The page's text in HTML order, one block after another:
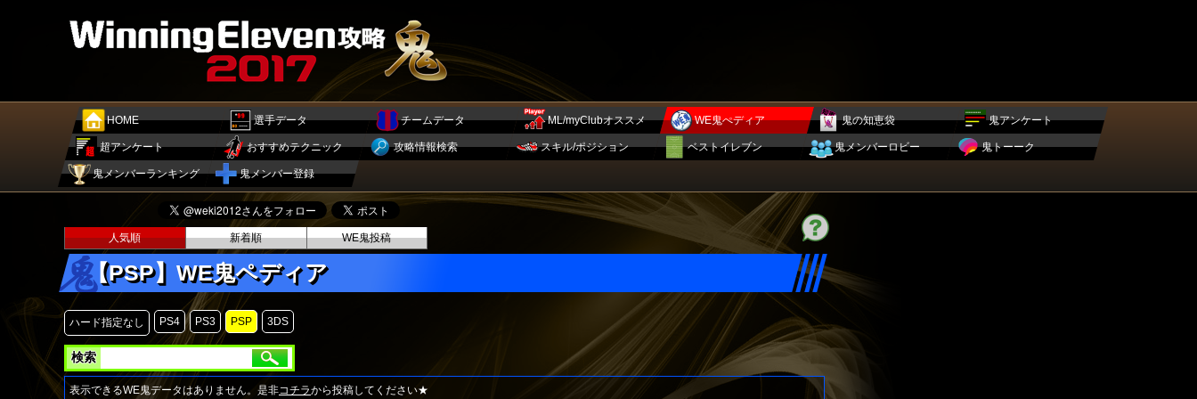
HOME 選手データ チームデータ ML/myClubオススメ WE鬼ぺディア 鬼の知恵袋 鬼アンケート
超アンケート おすすめテクニック 攻略情報検索 スキル/ポジション ベストイレブン 鬼メンバーロビー 鬼トーーク
鬼メンバーランキング 鬼メンバー登録
人気順 新着順 WE鬼投稿
【PSP】WE鬼ペディア
ハード指定なし PS4 PS3 PSP 3DS
検索
表示できるWE鬼データはありません。是非コチラから投稿してください★